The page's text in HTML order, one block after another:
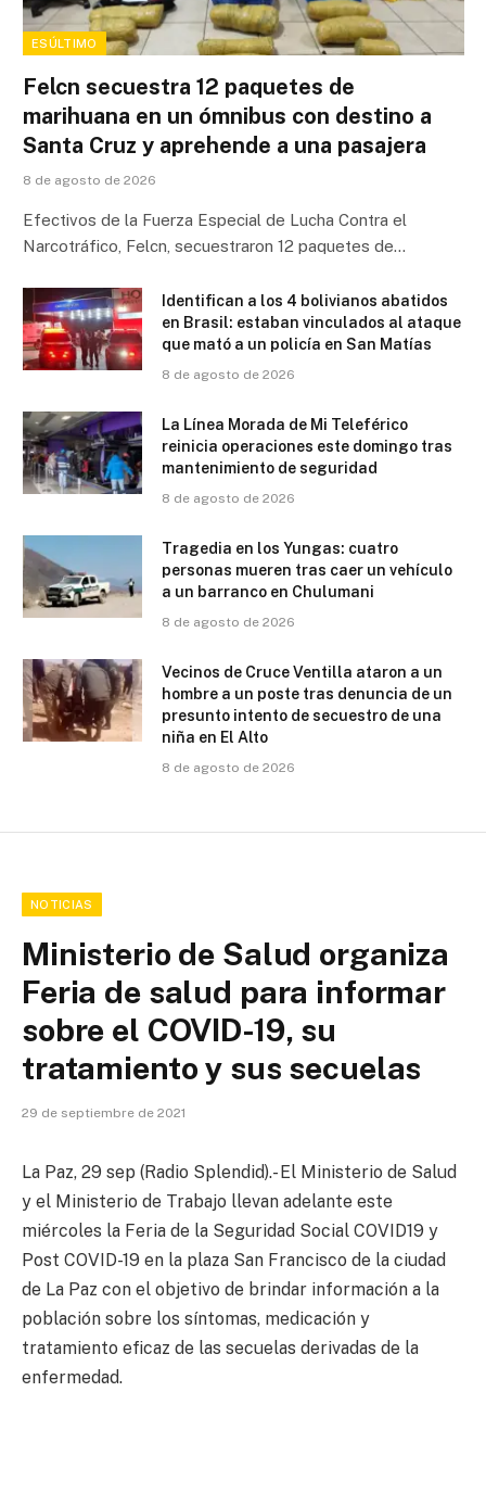
ESÚLTIMO
Felcn secuestra 12 paquetes de
marihuana en un ómnibus con destino a
Santa Cruz y aprehende a una pasajera
8 de agosto de 2026
Efectivos de la Fuerza Especial de Lucha Contra el
Narcotráfico, Felcn, secuestraron 12 paquetes de…
Identifican a los 4 bolivianos abatidos
en Brasil: estaban vinculados al ataque
que mató a un policía en San Matías
8 de agosto de 2026
La Línea Morada de Mi Teleférico
reinicia operaciones este domingo tras
mantenimiento de seguridad
8 de agosto de 2026
Tragedia en los Yungas: cuatro
personas mueren tras caer un vehículo
a un barranco en Chulumani
8 de agosto de 2026
Vecinos de Cruce Ventilla ataron a un
hombre a un poste tras denuncia de un
presunto intento de secuestro de una
niña en El Alto
8 de agosto de 2026
NOTICIAS
Ministerio de Salud organiza
Feria de salud para informar
sobre el COVID-19, su
tratamiento y sus secuelas
29 de septiembre de 2021
La Paz, 29 sep (Radio Splendid).- El Ministerio de Salud
y el Ministerio de Trabajo llevan adelante este
miércoles la Feria de la Seguridad Social COVID19 y
Post COVID-19 en la plaza San Francisco de la ciudad
de La Paz con el objetivo de brindar información a la
población sobre los síntomas, medicación y
tratamiento eficaz de las secuelas derivadas de la
enfermedad.